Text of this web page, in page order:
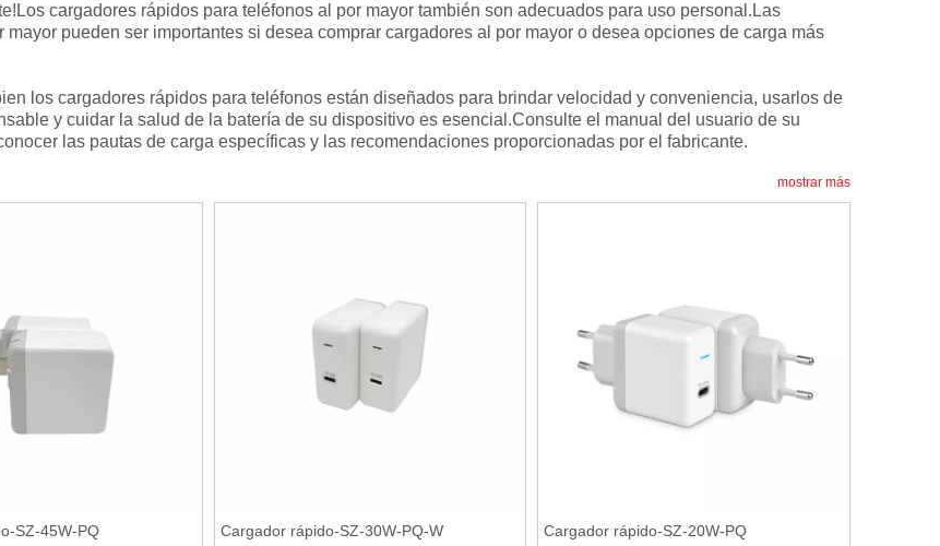
cargadores rápidos para teléfonos al por mayor también son adecuados para uso personal.Las
mayor pueden ser importantes si desea comprar cargadores al por mayor o desea opciones de carga más
los cargadores rápidos para teléfonos están diseñados para brindar velocidad y conveniencia, usarlos de
y cuidar la salud de la batería de su dispositivo es esencial.Consulte el manual del usuario de su
las pautas de carga específicas y las recomendaciones proporcionadas por el fabricante.
mostrar más
SZ-45W-PQ Cargador rápido-SZ-30W-PQ-W Cargador rápido-SZ-20W-PQ